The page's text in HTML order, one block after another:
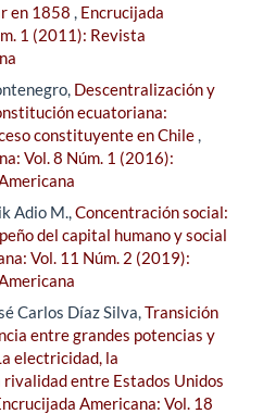
en 1858 , Encrucijada
1 (2011): Revista
Descentralización y
ecuatoriana:
constituyente en Chile,
Vol. 8 Núm. 1 (2016):
Adio M.,Concentración social:
del capital humano y social
Vol. 11 Núm. 2 (2019):
Carlos Díaz Silva,Transición
entre grandes potencias y
electricidad, la
entre Estados Unidos
Americana: Vol. 18